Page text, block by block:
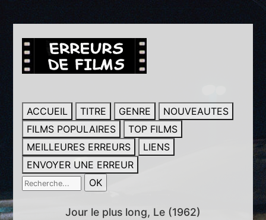
ACCUEIL TITRE GENRE
NOUVEAUTES
FILMS POPULAIRES
TOP FILMS
MEILLEURES ERREURS
LIENS
ENVOYER UNE ERREUR
Jour le plus long, Le (1962)